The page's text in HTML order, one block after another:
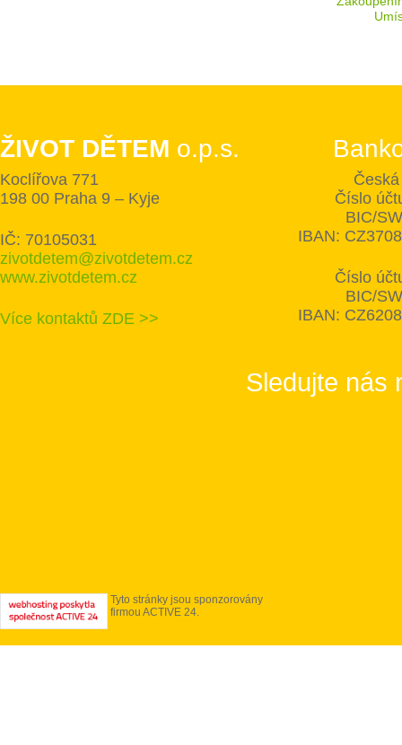
ŽIVOT DĚTEM o.p.s.
Koclířova 771
198 00 Praha 9 – Kyje
IČ: 70105031
zivotdetem@zivotdetem.cz
www.zivotdetem.cz
Více kontaktů ZDE >>
Číslo
BIC/
IBAN:
Číslo
BIC/
IBAN:
Sledujte nás
Tyto stránky jsou sponzorovány
firmou ACTIVE 24.